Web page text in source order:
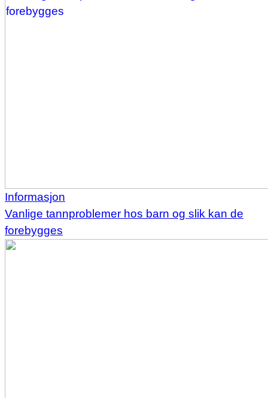
Informasjon
Vanlige tannproblemer hos barn og slik kan de
forebygges